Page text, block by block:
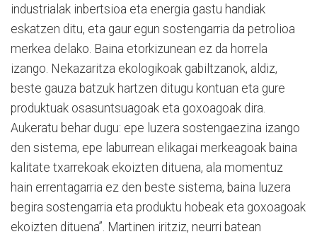
industrialak inbertsioa eta energia gastu handiak
eskatzen ditu, eta gaur egun sostengarria da petrolioa
merkea delako. Baina etorkizunean ez da horrela
izango. Nekazaritza ekologikoak gabiltzanok, aldiz,
beste gauza batzuk hartzen ditugu kontuan eta gure
produktuak osasuntsuagoak eta goxoagoak dira.
Aukeratu behar dugu: epe luzera sostengaezina izango
den sistema, epe laburrean elikagai merkeagoak baina
kalitate txarrekoak ekoizten dituena, ala momentuz
hain errentagarria ez den beste sistema, baina luzera
begira sostengarria eta produktu hobeak eta goxoagoak
ekoizten dituena”. Martinen iritziz, neurri batean